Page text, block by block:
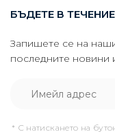
БЪДЕТЕ В ТЕЧЕНИЕ
Запишете се на
последните новини
* С натискането на